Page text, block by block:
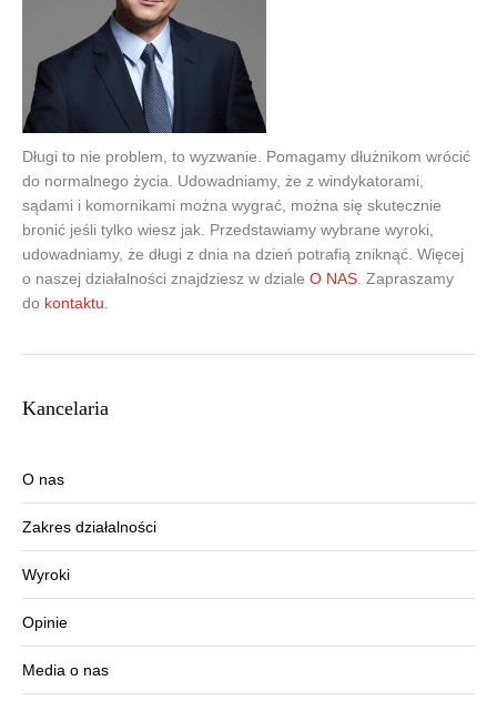
Długi to nie problem, to wyzwanie. Pomagamy dłużnikom wrócić
do normalnego życia. Udowadniamy, że z windykatorami,
sądami i komornikami można wygrać, można się skutecznie
bronić jeśli tylko wiesz jak. Przedstawiamy wybrane wyroki,
udowadniamy, że długi z dnia na dzień potrafią zniknąć. Więcej
o naszej działalności znajdziesz w dziale O NAS . Zapraszamy
do kontaktu
Kancelaria
O nas
Zakres działalności
Wyroki
Opinie
Media o nas